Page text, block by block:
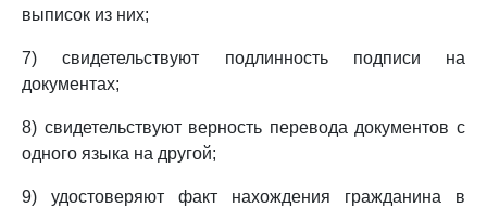
выписок из них;
7) свидетельствуют подлинность подписи на
документах;
8) свидетельствуют верность перевода документов с
одного языка на другой;
9) удостоверяют факт нахождения гражданина в